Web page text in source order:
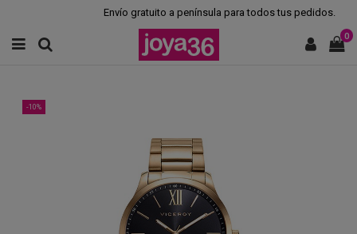
Envío gratuito a península para todos tus pedidos.
0
-10%